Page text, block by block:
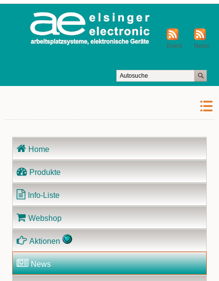
News
Event
überspringen
Home
Produkte
Info-Liste
Webshop
Aktionen
News